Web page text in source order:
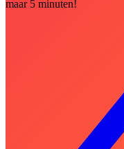
maar 5 minuten!